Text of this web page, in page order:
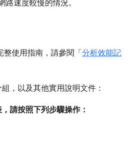
路速度較慢的情況。
整使用指南，請參閱「 分析效能記
，以及其他實用說明文件：
請按照下列步驟操作：